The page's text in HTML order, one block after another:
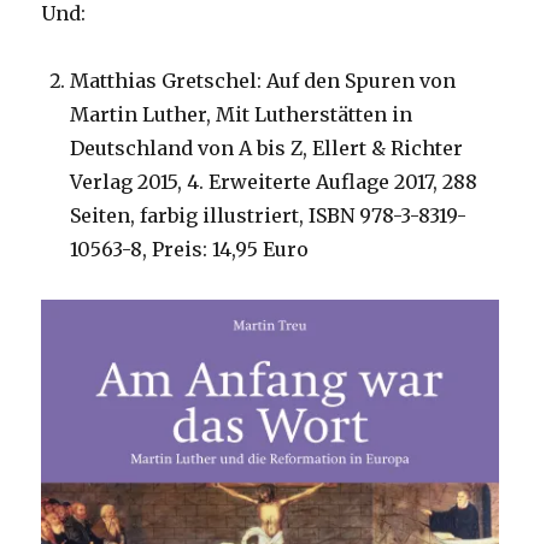
Und:
Matthias Gretschel: Auf den Spuren von
Martin Luther, Mit Lutherstätten in
Deutschland von A bis Z, Ellert & Richter
Verlag 2015, 4. Erweiterte Auflage 2017, 288
Seiten, farbig illustriert, ISBN 978-3-8319-
10563-8, Preis: 14,95 Euro